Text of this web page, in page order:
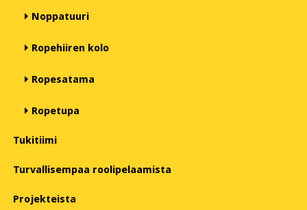
Noppatuuri
Ropehiiren kolo
Ropesatama
Ropetupa
Tukitiimi
Turvallisempaa roolipelaamista
Projekteista